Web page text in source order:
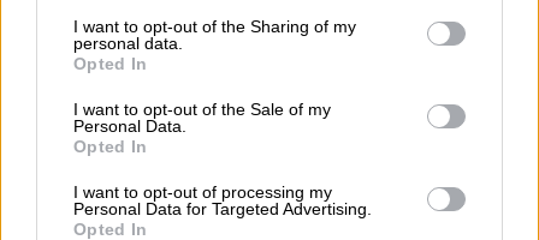
I want to opt-out of the Sharing of my
personal data.
Opted In
I want to opt-out of the Sale of my
Personal Data.
Opted In
I want to opt-out of processing my
Personal Data for Targeted Advertising.
Opted In
Muut tyylit